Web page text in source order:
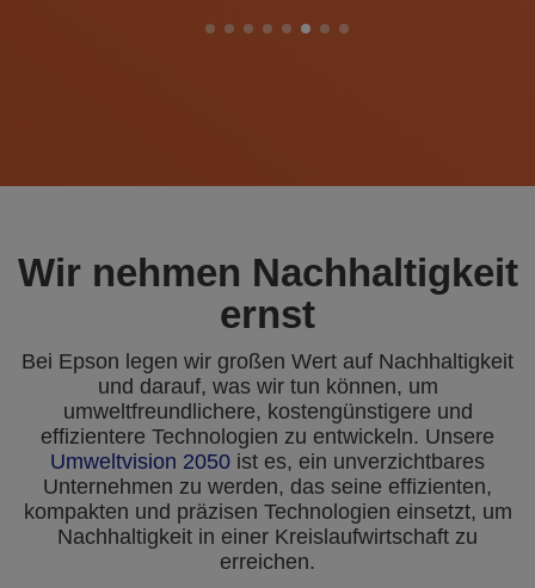
Wir nehmen Nachhaltigkeit
ernst
Bei Epson legen wir großen Wert auf Nachhaltigkeit
und darauf, was wir tun können, um
umweltfreundlichere, kostengünstigere und
effizientere Technologien zu entwickeln. Unsere
Umweltvision 2050 ist es, ein unverzichtbares
Unternehmen zu werden, das seine effizienten,
kompakten und präzisen Technologien einsetzt, um
Nachhaltigkeit in einer Kreislaufwirtschaft zu
erreichen.